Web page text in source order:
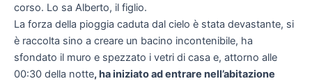
corso. Lo sa Alberto, il figlio.
La forza della pioggia caduta dal cielo è stata devastante, si
è raccolta sino a creare un bacino incontenibile, ha
sfondato il muro e spezzato i vetri di casa e, attorno alle
00:30 della notte, ha iniziato ad entrare nell’abitazione